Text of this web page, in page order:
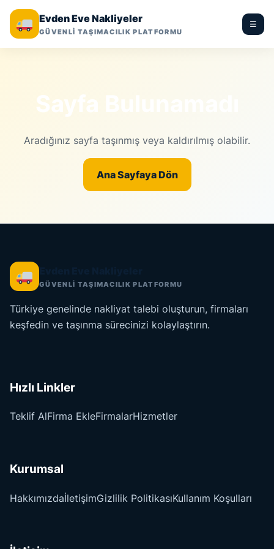
Evden Eve Nakliyeler
GÜVENLİ TAŞIMACILIK PLATFORMU
☰
Sayfa Bulunamadı
Aradığınız sayfa taşınmış veya kaldırılmış olabilir.
Ana Sayfaya Dön
GÜVENLİ TAŞIMACILIK PLATFORMU
Türkiye genelinde nakliyat talebi oluşturun, firmaları
keşfedin ve taşınma sürecinizi kolaylaştırın.
Hızlı Linkler
Teklif AlFirma EkleFirmalarHizmetler
Kurumsal
HakkımızdaİletişimGizlilik PolitikasıKullanım Koşulları